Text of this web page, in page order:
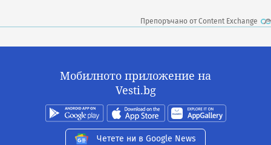
Препоръчано от Content Exchange
Мобилното приложение на
Vesti.bg
Четете ни в Google News